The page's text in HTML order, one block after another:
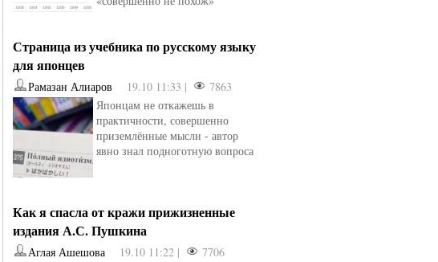
Страница из учебника по русскому языку
для японцев
Рамазан Алиаров 19.10 11:33 |
7863
Японцам не откажешь в
практичности, совершенно
приземлённые мысли - автор
явно знал подноготную вопроса
Как я спасла от кражи прижизненные
издания А.С. Пушкина
Аглая Ашешова 19.10 11:22 |
7706